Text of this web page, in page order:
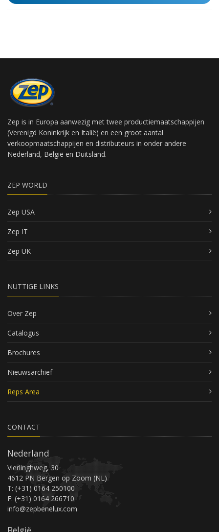
Zep is in Europa aanwezig met twee productiemaatschappijen
(Verenigd Koninkrijk en Italië) en een groot aantal
verkoopmaatschappijen en distributeurs in onder andere
Nederland, België en Duitsland.
ZEP WORLD
Zep USA
Zep IT
Zep UK
NUTTIGE LINKS
Over Zep
Catalogus
Brochures
Nieuwsarchief
Reps Area
CONTACT
Nederland
Vierlinghweg, 30
4612 PN Bergen op Zoom (NL)
T: (+31) 0164 250100
F: (+31) 0164 266710
info@zepbenelux.com